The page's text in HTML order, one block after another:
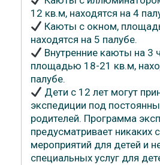
12 кв.м, находятся на 4
Каюты с окном,
находятся на 5 палубе.
Внутренние каюты на 3
площадью 18-21 кв.м,
палубе.
Дети с 12 лет могут
экспедиции под
родителей. Программа
предусматривает никаких
мероприятий для детей и
специальных услуг для